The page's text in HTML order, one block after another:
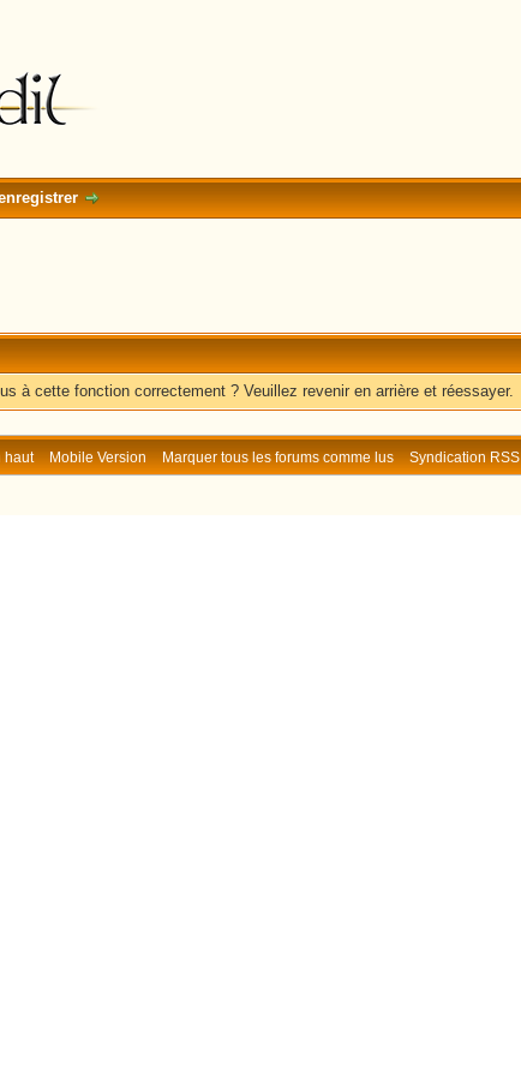
à cette fonction correctement ? Veuillez revenir en arrière et réessayer.
haut Mobile Version Marquer tous les forums comme lus Syndication RSS